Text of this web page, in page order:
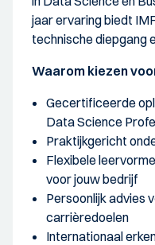
jaar ervaring biedt
technische diepgang
Waarom kiezen
Gecertificeerde
Data Science
Praktijkgericht
Flexibele
voor jouw bedrijf
Persoonlijk advies
carrièredoelen
Internationaal